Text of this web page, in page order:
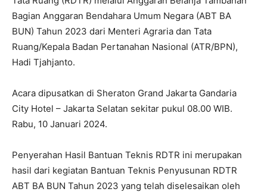
Bagian Anggaran Bendahara Umum Negara (ABT BA
BUN) Tahun 2023 dari Menteri Agraria dan Tata
Ruang/Kepala Badan Pertanahan Nasional (ATR/BPN),
Hadi Tjahjanto.
Acara dipusatkan di Sheraton Grand Jakarta Gandaria
City Hotel – Jakarta Selatan sekitar pukul 08.00 WIB.
Rabu, 10 Januari 2024.
Penyerahan Hasil Bantuan Teknis RDTR ini merupakan
hasil dari kegiatan Bantuan Teknis Penyusunan RDTR
ABT BA BUN Tahun 2023 yang telah diselesaikan oleh